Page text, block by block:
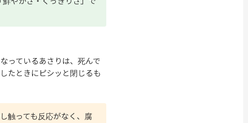
っているあさりは、死んで
たときにピシッと閉じるも
触っても反応がなく、腐